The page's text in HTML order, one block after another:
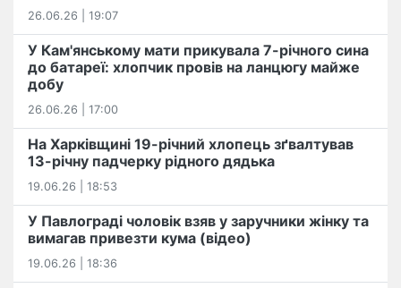
26.06.26 | 19:07
У Кам'янському мати прикувала 7-річного сина
до батареї: хлопчик провів на ланцюгу майже
добу
26.06.26 | 17:00
На Харківщині 19-річний хлопець​ ️зґвалтував
13-річну падчерку рідного дядька
19.06.26 | 18:53
У Павлограді чоловік взяв у заручники жінку та
вимагав привезти кума (відео)
19.06.26 | 18:36